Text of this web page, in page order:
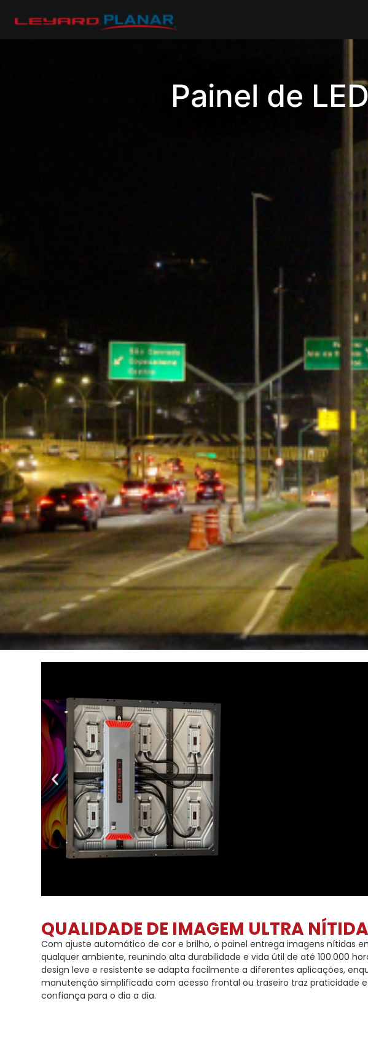
Painel de
QUALIDADE DE IMAGEM ULTRA NÍTIDA
Com ajuste automático de cor e brilho, o painel entrega imagens nítidas
qualquer ambiente, reunindo alta durabilidade e vida útil de até 100.000
design leve e resistente se adapta facilmente a diferentes aplicações,
manutenção simplificada com acesso frontal ou traseiro traz praticidade e
confiança para o dia a dia.